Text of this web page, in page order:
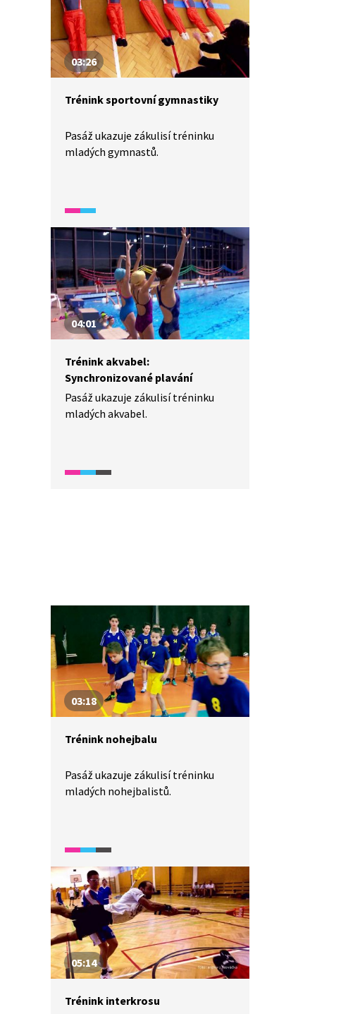
03:26
Trénink sportovní gymnastiky
Pasáž ukazuje zákulisí tréninku
mladých gymnastů.
04:01
Trénink akvabel:
Synchronizované plavání
Pasáž ukazuje zákulisí tréninku
mladých akvabel.
03:18
Trénink nohejbalu
Pasáž ukazuje zákulisí tréninku
mladých nohejbalistů.
05:14
Trénink interkrosu